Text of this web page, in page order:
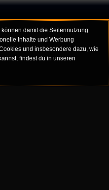
damit die Seitennutzung
Inhalte und Werbung
und insbesondere dazu, wie
findest du in unseren